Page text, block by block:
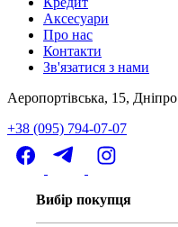
Аксесуари
Про нас
Контакти
Зв'язатися з нами
Аеропортівська, 15, Дніпро
+38 (095) 794-07-07
Вибір покупця